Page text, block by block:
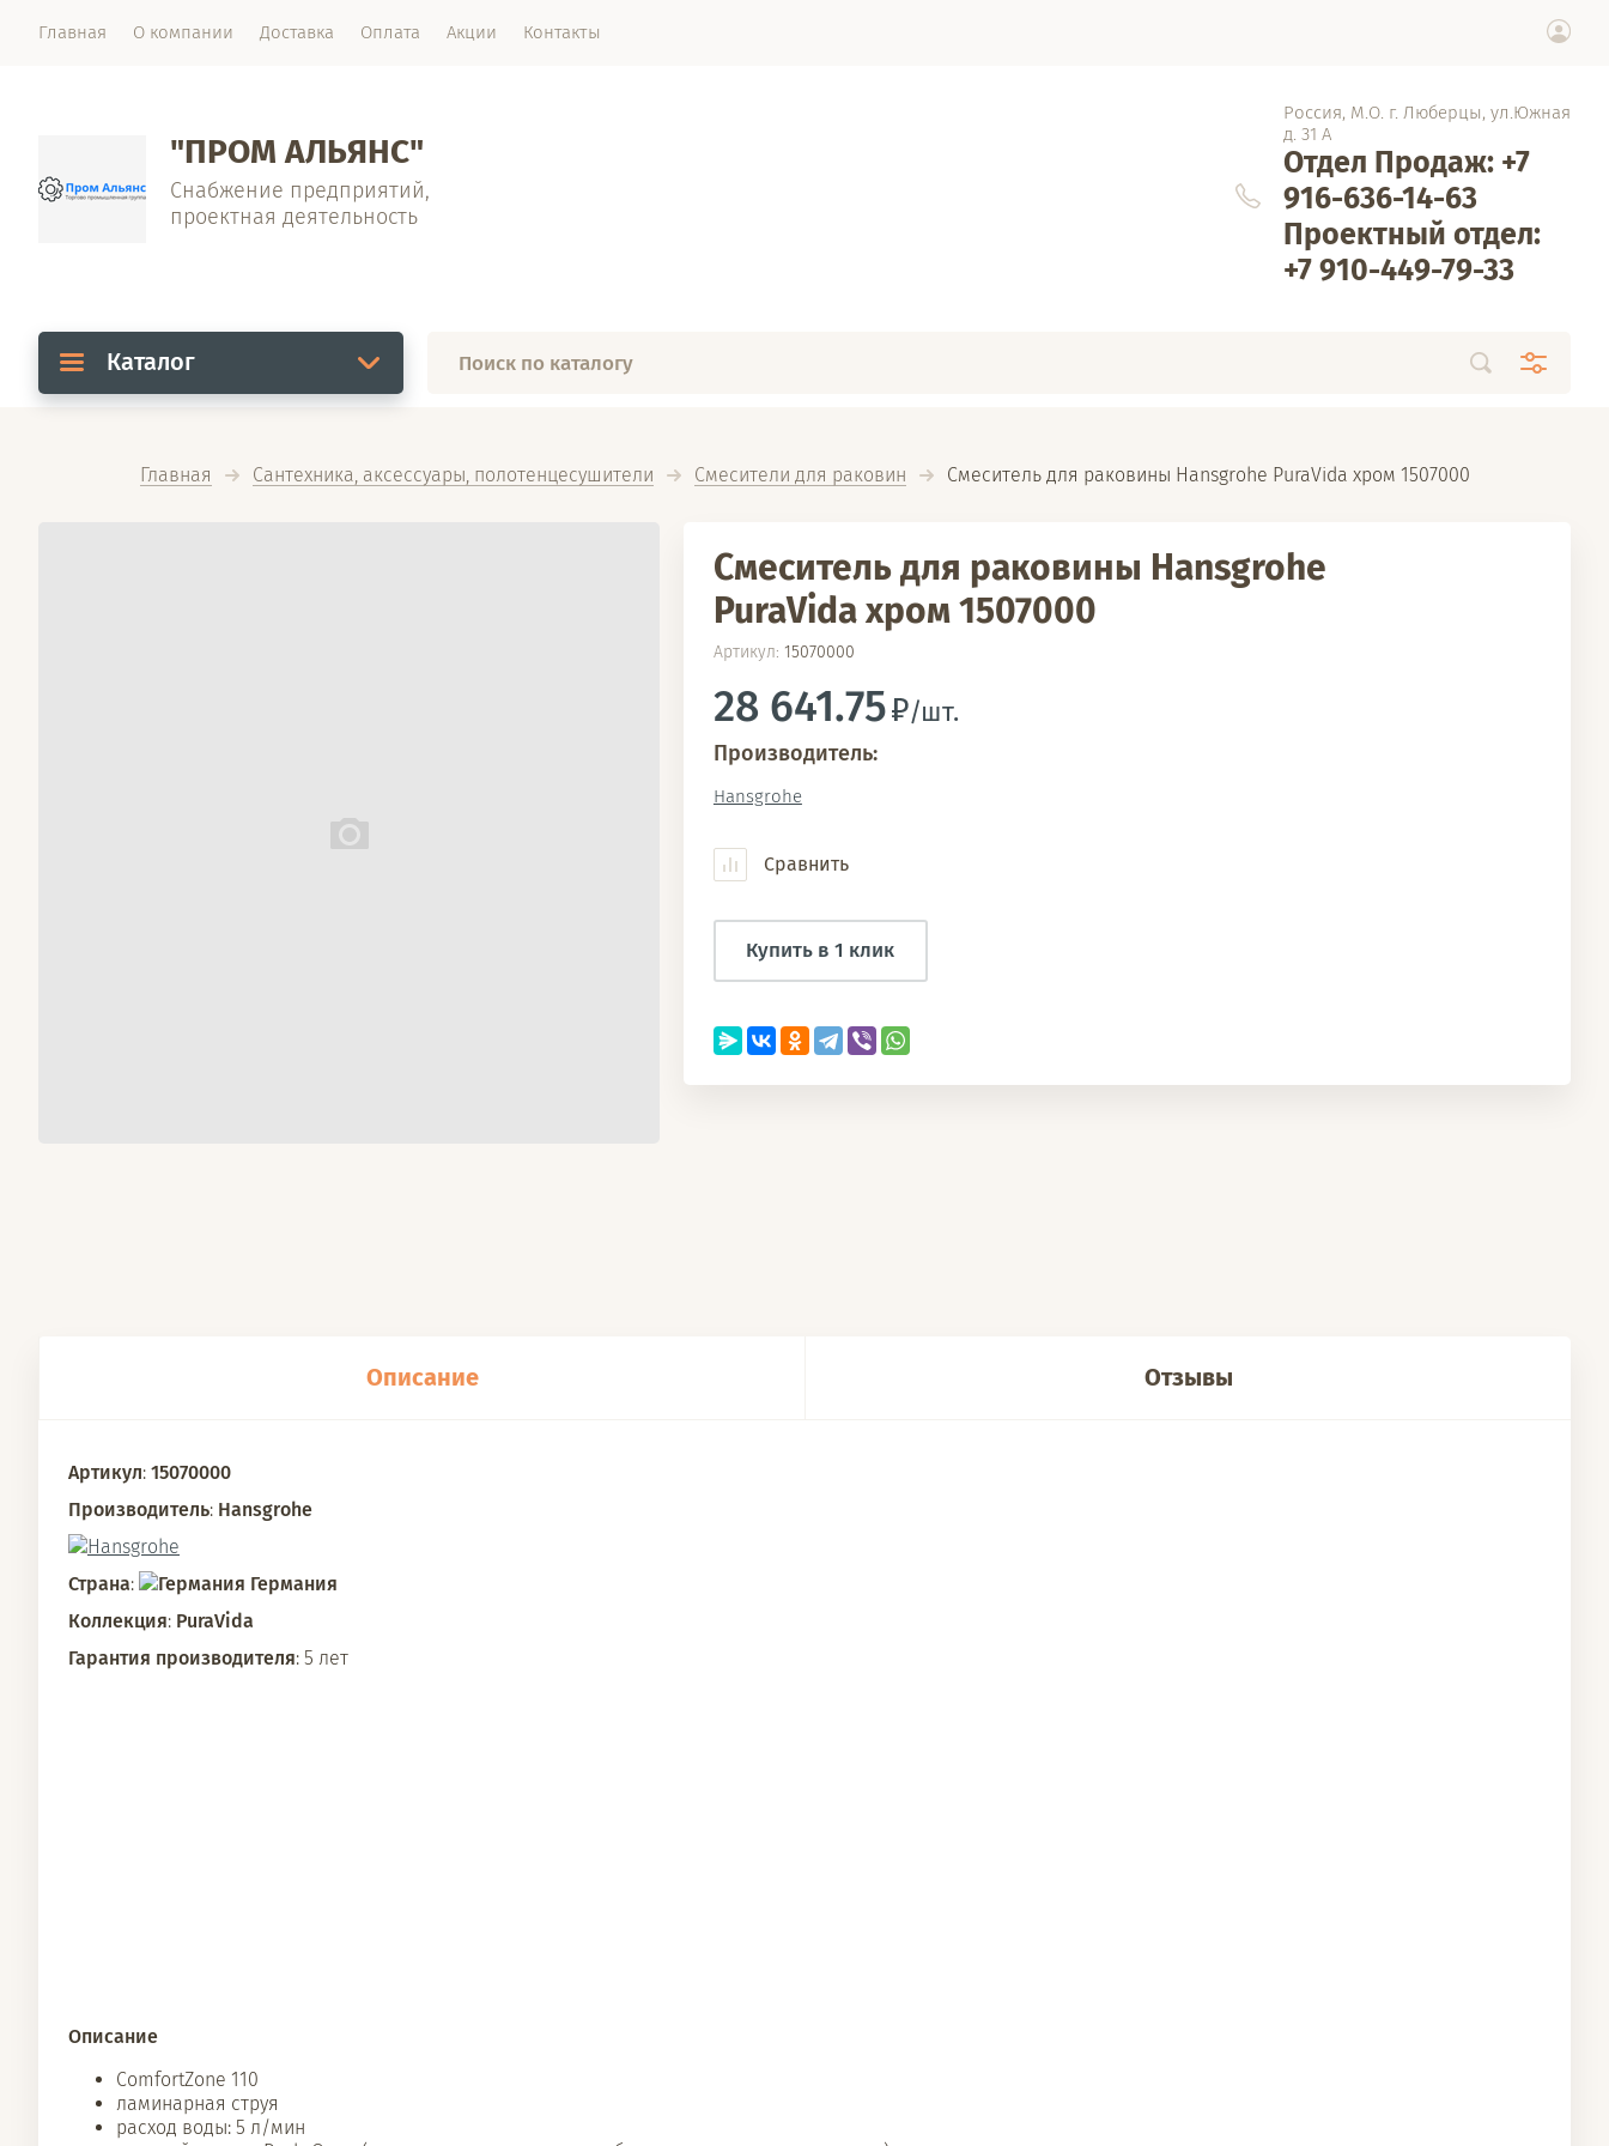
Главная О компании Доставка Оплата Акции Контакты
"ПРОМ АЛЬЯНС"
Снабжение предприятий,
проектная деятельность
Россия, М.О. г. Люберцы, ул.Южная
д. 31 А
Отдел Продаж: +7
916-636-14-63
Проектный отдел:
+7 910-449-79-33
Каталог
Главная Сантехника, аксессуары, полотенцесушители Смесители для раковин
  Смеситель для раковины Hansgrohe PuraVida хром 1507000
Смеситель для раковины Hansgrohe
PuraVida хром 1507000
Артикул: 15070000
28 641.75 /шт.
Производитель:
Hansgrohe
Сравнить
Купить в 1 клик
Описание Отзывы
Артикул: 15070000
Производитель: Hansgrohe
Страна:
Германия
Коллекция: PuraVida
Гарантия производителя: 5 лет
Описание
ComfortZone 110
ламинарная струя
расход воды: 5 л/мин